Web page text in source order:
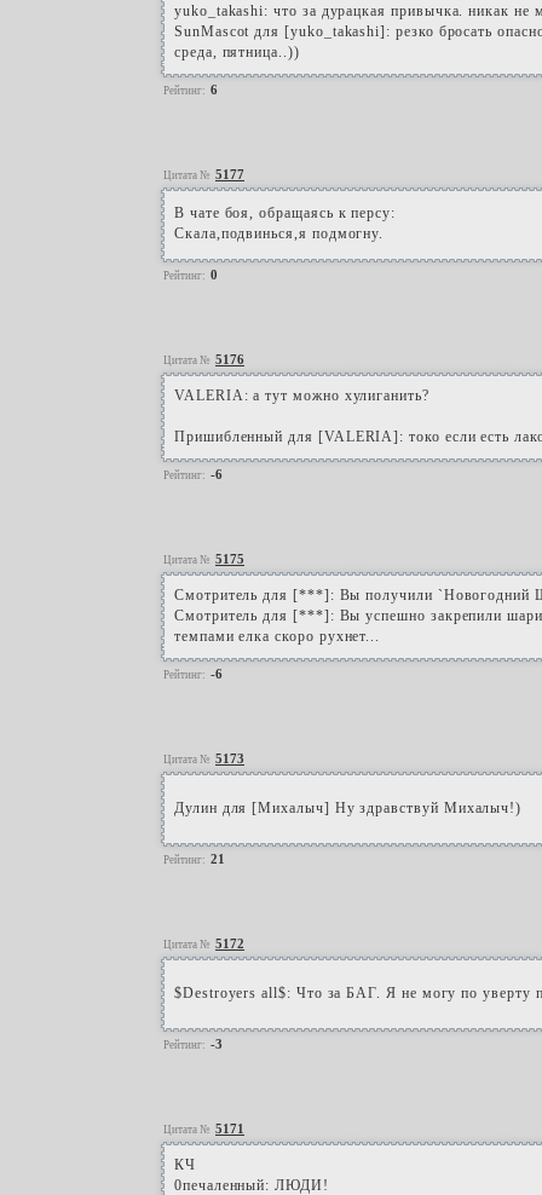
yuko_takashi: что за дурацкая привычка. никак не
SunMascot для [yuko_takashi]: резко бросать
среда, пятница..))
Рейтинг: 6
Цитата № 5177
В чате боя, обращаясь к персу:
Скала,подвинься,я подмогну.
Рейтинг: 0
Цитата № 5176
VALERIA: а тут можно хулиганить?
Пришибленный для [VALERIA]: токо если есть
Рейтинг: -6
Цитата № 5175
Смотритель для [***]: Вы получили `Новогодний
Смотритель для [***]: Вы успешно закрепили
темпами елка скоро рухнет...
Рейтинг: -6
Цитата № 5173
Дулин для [Михалыч] Ну здравствуй Михалыч!)
Рейтинг: 21
Цитата № 5172
$Destroyers all$: Что за БАГ. Я не могу по уверту
Рейтинг: -3
Цитата № 5171
КЧ
0печаленный: ЛЮДИ!